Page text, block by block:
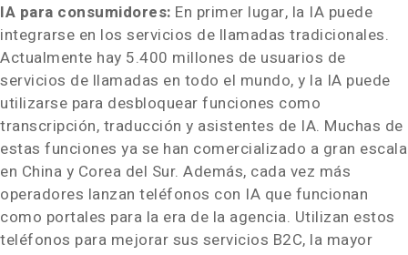
IA para consumidores: En primer lugar, la IA puede
integrarse en los servicios de llamadas tradicionales.
Actualmente hay 5.400 millones de usuarios de
servicios de llamadas en todo el mundo, y la IA puede
utilizarse para desbloquear funciones como
transcripción, traducción y asistentes de IA. Muchas de
estas funciones ya se han comercializado a gran escala
en China y Corea del Sur. Además, cada vez más
operadores lanzan teléfonos con IA que funcionan
como portales para la era de la agencia. Utilizan estos
teléfonos para mejorar sus servicios B2C, la mayor